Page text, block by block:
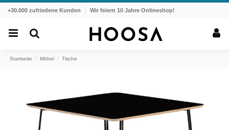
+30.000 zufriedene Kunden Wir feiern 10 Jahre Onlineshop!
Startseite Möbel Tische